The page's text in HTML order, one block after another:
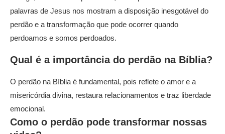
palavras de Jesus nos mostram a disposição inesgotável do
perdão e a transformação que pode ocorrer quando
perdoamos e somos perdoados.
Qual é a importância do perdão na Bíblia?
O perdão na Bíblia é fundamental, pois reflete o amor e a
misericórdia divina, restaura relacionamentos e traz liberdade
emocional.
Como o perdão pode transformar nossas